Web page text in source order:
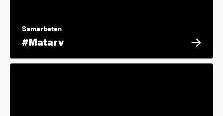
Samarbeten
#Matarv